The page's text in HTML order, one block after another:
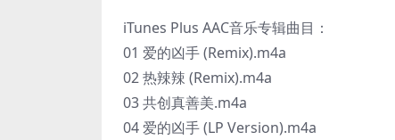
iTunes Plus AAC音乐专辑曲目：
01 爱的凶手 (Remix).m4a
02 热辣辣 (Remix).m4a
03 共创真善美.m4a
04 爱的凶手 (LP Version).m4a